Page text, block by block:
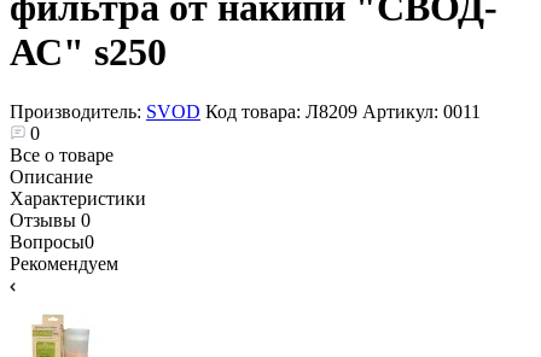
АС" s250
Производитель: SVOD Код товара: Л8209 Артикул: 0011
0
Все о товаре
Описание
Характеристики
Отзывы 0
Вопросы0
Рекомендуем